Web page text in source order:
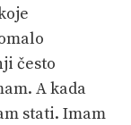
često
A kada
stati. Imam